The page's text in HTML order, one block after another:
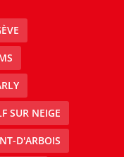
SUR NEIGE
D'ARBOIS